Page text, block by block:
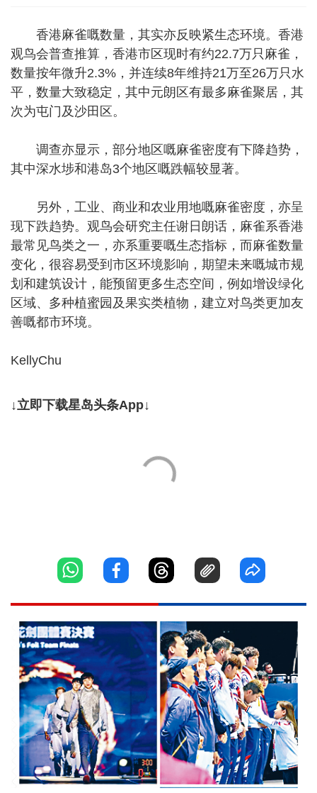
香港麻雀嘅数量，其实亦反映紧生态环境。香港
观鸟会普查推算，香港市区现时有约22.7万只麻雀，
数量按年微升2.3%，并连续8年维持21万至26万只水
平，数量大致稳定，其中元朗区有最多麻雀聚居，其
次为屯门及沙田区。
调查亦显示，部分地区嘅麻雀密度有下降趋势，
其中深水埗和港岛3个地区嘅跌幅较显著。
另外，工业、商业和农业用地嘅麻雀密度，亦呈
现下跌趋势。观鸟会研究主任谢日朗话，麻雀系香港
最常见鸟类之一，亦系重要嘅生态指标，而麻雀数量
变化，很容易受到市区环境影响，期望未来嘅城市规
划和建筑设计，能预留更多生态空间，例如增设绿化
区域、多种植蜜园及果实类植物，建立对鸟类更加友
善嘅都市环境。
KellyChu
↓立即下载星岛头条App↓